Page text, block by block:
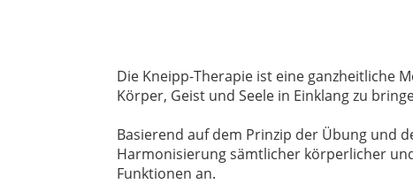
Die Kneipp-Therapie ist eine ganzheitliche
Körper, Geist und Seele in Einklang zu
Basierend auf dem Prinzip der Übung und
Harmonisierung sämtlicher körperlicher
Funktionen an.